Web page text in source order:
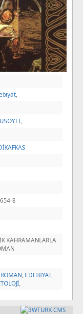
,
,
8
KAHRAMANLARLA
ROMAN, EDEBİYAT,
,